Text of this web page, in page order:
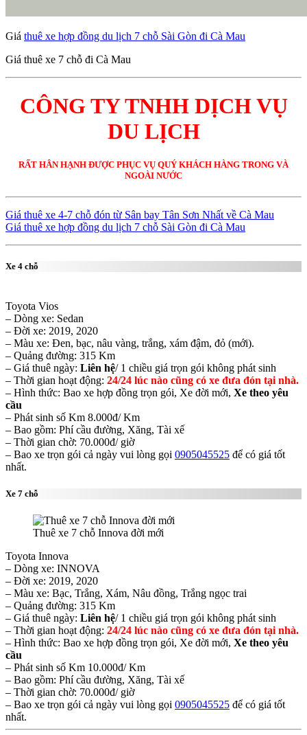
Giá thuê xe hợp đồng du lịch 7 chỗ Sài Gòn đi Cà Mau
Giá thuê xe 7 chỗ đi Cà Mau
CÔNG TY TNHH DỊCH VỤ
DU LỊCH
RẤT HÂN HẠNH ĐƯỢC PHỤC VỤ QUÝ KHÁCH HÀNG TRONG VÀ
NGOÀI NƯỚC
Giá thuê xe 4-7 chỗ đón từ Sân bay Tân Sơn Nhất về Cà Mau
Giá thuê xe hợp đồng du lịch 7 chỗ Sài Gòn đi Cà Mau
Xe 4 chỗ
Toyota Vios
– Dòng xe: Sedan
– Đời xe: 2019, 2020
– Màu xe: Đen, bạc, nâu vàng, trắng, xám đậm, đỏ (mới).
– Quảng đường: 315 Km
– Giá thuê ngày: Liên hệ/ 1 chiều giá trọn gói không phát sinh
– Thời gian hoạt động: 24/24 lúc nào cũng có xe đưa đón tại nhà.
– Hình thức: Bao xe hợp đồng trọn gói, Xe đời mới, Xe theo yêu
cầu
– Phát sinh số Km 8.000đ/ Km
– Bao gồm: Phí cầu đường, Xăng, Tài xế
– Thời gian chờ: 70.000đ/ giờ
– Bao xe trọn gói cả ngày vui lòng gọi 0905045525 để có giá tốt
nhất.
Xe 7 chỗ
Thuê xe 7 chỗ Innova đời mới
Toyota Innova
– Dòng xe: INNOVA
– Đời xe: 2019, 2020
– Màu xe: Bạc, Trắng, Xám, Nâu đồng, Trắng ngọc trai
– Quảng đường: 315 Km
– Giá thuê ngày: Liên hệ/ 1 chiều giá trọn gói không phát sinh
– Thời gian hoạt động: 24/24 lúc nào cũng có xe đưa đón tại nhà.
– Hình thức: Bao xe hợp đồng trọn gói, Xe đời mới, Xe theo yêu
cầu
– Phát sinh số Km 10.000đ/ Km
– Bao gồm: Phí cầu đường, Xăng, Tài xế
– Thời gian chờ: 70.000đ/ giờ
– Bao xe trọn gói cả ngày vui lòng gọi 0905045525 để có giá tốt
nhất.